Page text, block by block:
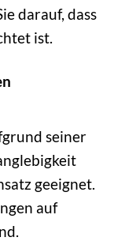
darauf, dass
ist.
seiner
geeignet.
auf